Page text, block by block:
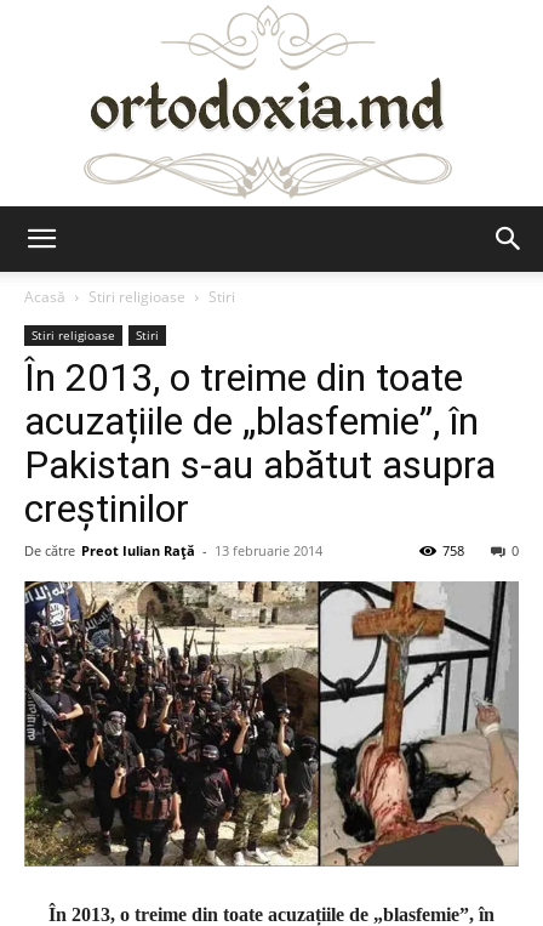
Acasă
Stiri religioase Stiri
Stiri religioase Stiri
În 2013, o treime din toate
acuzațiile de „blasfemie”, în
Pakistan s-au abătut asupra
creștinilor
De către Preot Iulian Raţă - 13 februarie 2014 0
758
În 2013, o treime din toate acuzațiile de „blasfemie”, în